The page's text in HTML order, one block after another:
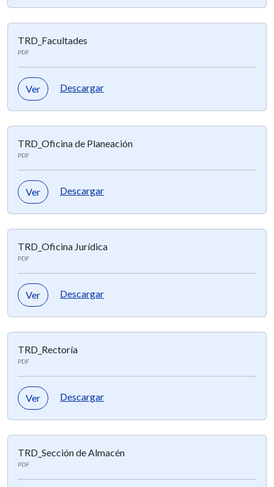
TRD_Facultades
PDF
Ver Descargar
TRD_Oficina de Planeación
PDF
Ver Descargar
TRD_Oficina Jurídica
PDF
Ver Descargar
TRD_Rectoría
PDF
Ver Descargar
TRD_Sección de Almacén
PDF